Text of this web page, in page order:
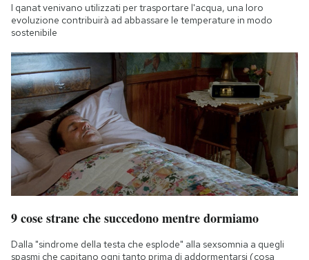
I qanat venivano utilizzati per trasportare l'acqua, una loro
evoluzione contribuirà ad abbassare le temperature in modo
sostenibile
9 cose strane che succedono mentre dormiamo
Dalla "sindrome della testa che esplode" alla sexsomnia a quegli
spasmi che capitano ogni tanto prima di addormentarsi (cosa